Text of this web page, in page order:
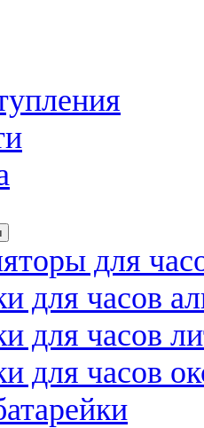
для
для часов
для часов
для часов